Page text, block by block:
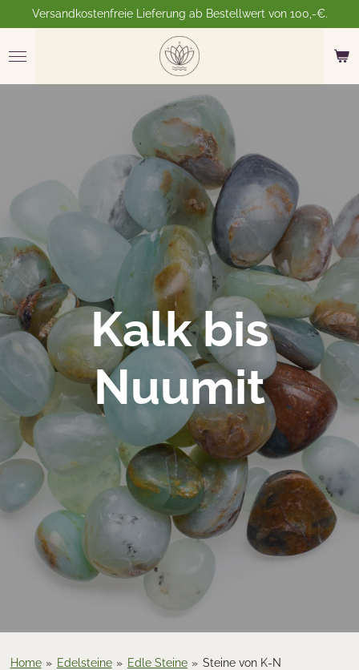
Hauptinhalt
springen
Versandkostenfreie Lieferung ab Bestellwert von 100,-€.
Kalk bis
Nuumit
Home » Edelsteine » Edle Steine » Steine von K-N